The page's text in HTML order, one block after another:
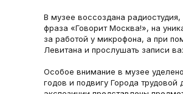
В музее воссоздана
фраза «Говорит Москва!», на
за работой у микрофона, а при
Левитана и прослушать записи
Особое внимание в музее
годов и подвигу Города